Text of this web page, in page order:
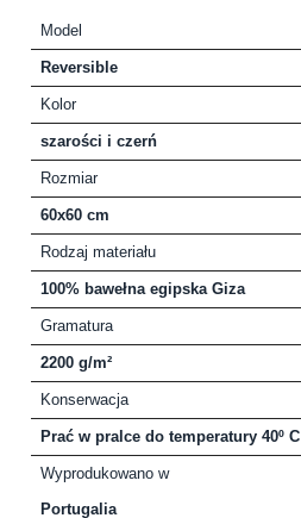
Model
Reversible
Kolor
szarości i czerń
Rozmiar
60x60 cm
Rodzaj materiału
100% bawełna egipska Giza
Gramatura
2200 g/m²
Konserwacja
Prać w pralce do temperatury 40º C
Wyprodukowano w
Portugalia